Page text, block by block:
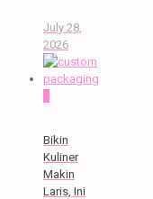
July 28,
2026
Bikin
Kuliner
Makin
Laris, Ini